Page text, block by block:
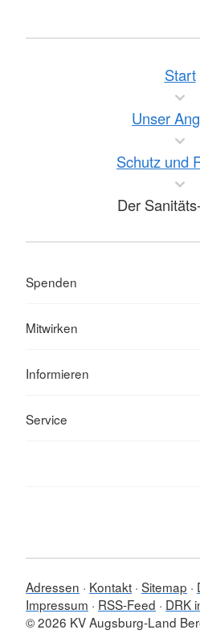
Start
Unser
Schutz und
Der
Spenden
Mitwirken
Informieren
Service
Adressen Kontakt Sitemap
Impressum
RSS-Feed
DRK
© 2026 KV Augsburg-Land